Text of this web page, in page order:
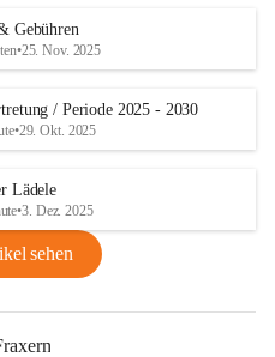
Gebühren
•25. Nov. 2025
/ Periode 2025 - 2030
•29. Okt. 2025
Lädele
•3. Dez. 2025
sehen